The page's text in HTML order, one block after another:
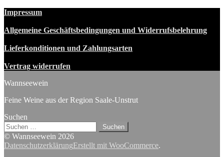
Impressum
Allgemeine Geschäftsbedingungen und Widerrufsbelehrung
Lieferkonditionen und Zahlungsarten
Vertrag widerrufen
Wannseewein
Feine Weine aus der Region Saale-Unstrut
Suchen
Suchen
nach:
© Wannseewein 2026
DatenschutzerklärungErstellt mit WooCommerce.